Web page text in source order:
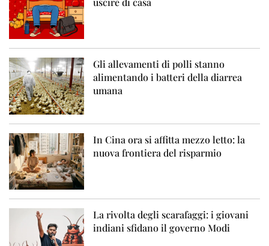
Gli allevamenti di polli stanno
alimentando i batteri della diarrea
umana
In Cina ora si affitta mezzo letto: la
nuova frontiera del risparmio
La rivolta degli scarafaggi: i giovani
indiani sfidano il governo Modi